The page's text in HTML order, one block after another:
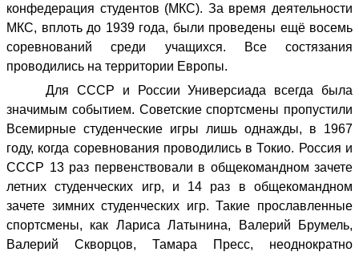
конфедерация студентов (МКС). За время деятельности
МКС, вплоть до 1939 года, были проведены ещё восемь
соревнований среди учащихся. Все состязания
проводились на территории Европы.
Для СССР и России Универсиада всегда была
значимым событием. Советские спортсмены пропустили
Всемирные студенческие игры лишь однажды, в 1967
году, когда соревнования проводились в Токио. Россия и
СССР 13 раз первенствовали в общекомандном зачете
летних студенческих игр, и 14 раз в общекомандном
зачете зимних студенческих игр. Такие прославленные
спортсмены, как Лариса Латынина, Валерий Брумель,
Валерий Скворцов, Тамара Пресс, неоднократно